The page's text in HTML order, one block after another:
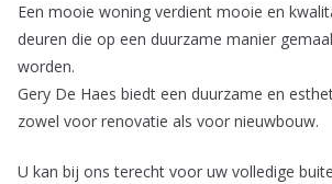
Een mooie woning verdient mooie en
deuren die op een duurzame manier
worden.
Gery De Haes biedt een duurzame en
zowel voor renovatie als voor nieuwbouw.
U kan bij ons terecht voor uw volledige